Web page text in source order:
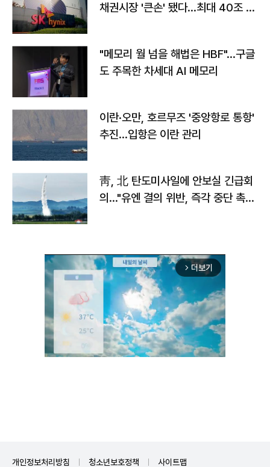
채권시장 '큰손' 됐다…최대 40조 투
"메모리 월 넘을 해법은 HBF"…구글
도 주목한 차세대 AI 메모리
이란·오만, 호르무즈 '중앙항로 통항'
추진…입항은 이란 관리
靑, 北 탄도미사일에 안보실 긴급회
의…"유엔 결의 위반, 즉각 중단 촉
arrow_forward_ios 더보기
개인정보처리방침 청소년보호정책 사이트맵